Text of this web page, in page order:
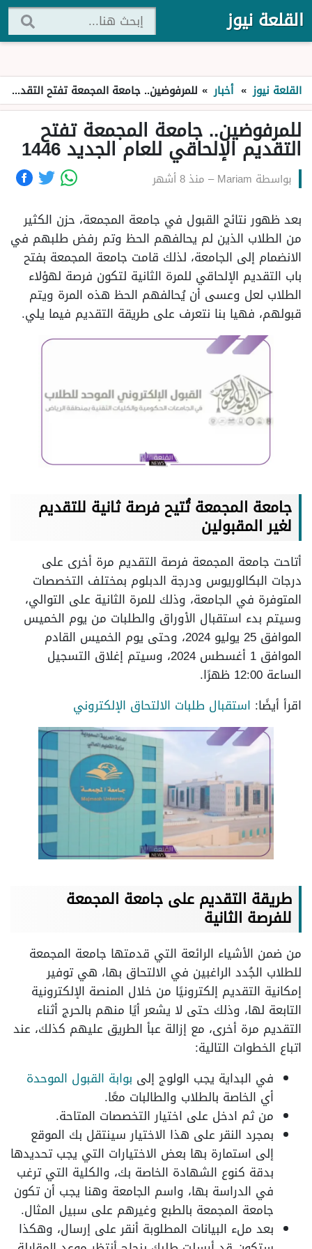
القلعة نيوز
القلعة نيوز » أخبار » للمرفوضين.. جامعة المجمعة تفتح التقديم الإلحاقي للعام الجديد 1446
للمرفوضين.. جامعة المجمعة تفتح
التقديم الإلحاقي للعام الجديد 1446
بواسطة Mariam
– منذ 8 أشهر
بعد ظهور نتائج القبول في جامعة المجمعة، حزن الكثير
من الطلاب الذين لم يحالفهم الحظ وتم رفض طلبهم في
الانضمام إلى الجامعة، لذلك قامت جامعة المجمعة بفتح
باب التقديم الإلحاقي للمرة الثانية لتكون فرصة لهؤلاء
الطلاب لعل وعسى أن يُحالفهم الحظ هذه المرة ويتم
قبولهم، فهيا بنا نتعرف على طريقة التقديم فيما يلي.
جامعة المجمعة تُتيح فرصة ثانية للتقديم
لغير المقبولين
أتاحت جامعة المجمعة فرصة التقديم مرة أخرى على
درجات البكالوريوس ودرجة الدبلوم بمختلف التخصصات
المتوفرة في الجامعة، وذلك للمرة الثانية على التوالي،
وسيتم بدء استقبال الأوراق والطلبات من يوم الخميس
الموافق 25 يوليو 2024، وحتى يوم الخميس القادم
الموافق 1 أغسطس 2024، وسيتم إغلاق التسجيل
الساعة 12:00 ظهرًا.
اقرأ أيضًا: استقبال طلبات الالتحاق الإلكتروني
طريقة التقديم على جامعة المجمعة
للفرصة الثانية
من ضمن الأشياء الرائعة التي قدمتها جامعة المجمعة
للطلاب الجُدد الراغبين في الالتحاق بها، هي توفير
إمكانية التقديم إلكترونيًا من خلال المنصة الإلكترونية
التابعة لها، وذلك حتى لا يشعر أيًا منهم بالحرج أثناء
التقديم مرة أخرى، مع إزالة عبأ الطريق عليهم كذلك، عند
اتباع الخطوات التالية:
في البداية يجب الولوج إلى بوابة القبول الموحدة
أي الخاصة بالطلاب والطالبات معًا.
من ثم ادخل على اختيار التخصصات المتاحة.
بمجرد النقر على هذا الاختيار سينتقل بك الموقع
إلى استمارة بها بعض الاختيارات التي يجب تحديدها
بدقة كنوع الشهادة الخاصة بك، والكلية التي ترغب
في الدراسة بها، واسم الجامعة وهنا يجب أن تكون
جامعة المجمعة بالطبع وغيرهم على سبيل المثال.
بعد ملء البيانات المطلوبة أنقر على إرسال، وهكذا